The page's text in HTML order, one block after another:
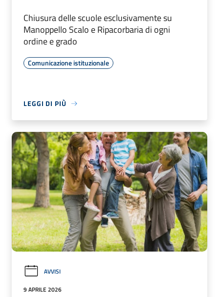
Chiusura delle scuole esclusivamente su
Manoppello Scalo e Ripacorbaria di ogni
ordine e grado
Comunicazione istituzionale
LEGGI DI PIÙ
AVVISI
9 APRILE 2026